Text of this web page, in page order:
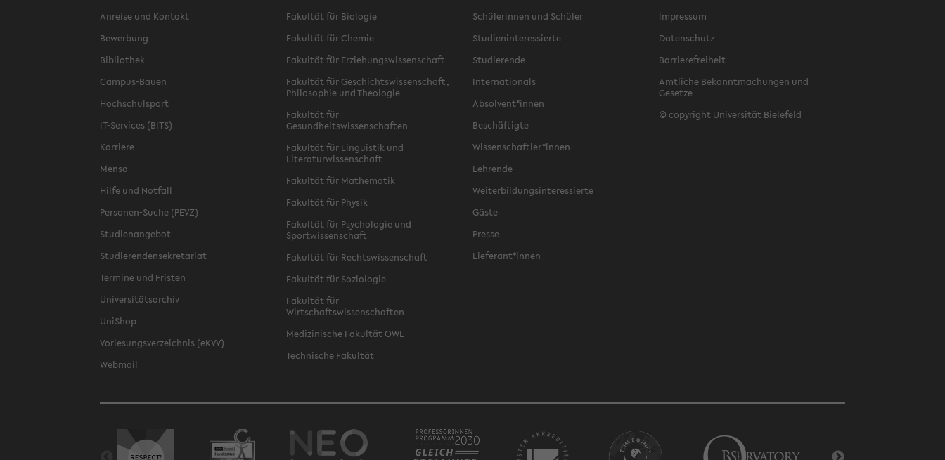
Anreise und Kontakt
Bewerbung
Bibliothek
Campus-Bauen
Hochschulsport
IT-Services (BITS)
Karriere
Mensa
Hilfe und Notfall
Personen-Suche (PEVZ)
Studienangebot
Studierendensekretariat
Termine und Fristen
Universitätsarchiv
UniShop
Vorlesungsverzeichnis (eKVV)
Webmail
Fakultät für Biologie
Fakultät für Chemie
Fakultät für Erziehungswissenschaft
Fakultät für Geschichtswissenschaft,
Philosophie und Theologie
Fakultät für
Gesundheitswissenschaften
Fakultät für Linguistik und
Literaturwissenschaft
Fakultät für Mathematik
Fakultät für Physik
Fakultät für Psychologie und
Sportwissenschaft
Fakultät für Rechtswissenschaft
Fakultät für Soziologie
Fakultät für
Wirtschaftswissenschaften
Medizinische Fakultät OWL
Technische Fakultät
Schülerinnen und Schüler
Studieninteressierte
Studierende
Internationals
Absolvent*innen
Beschäftigte
Wissenschaftler*innen
Lehrende
Weiterbildungsinteressierte
Gäste
Presse
Lieferant*innen
Impressum
Datenschutz
Barrierefreiheit
Amtliche Bekanntmachungen und
Gesetze
© copyright Universität Bielefeld